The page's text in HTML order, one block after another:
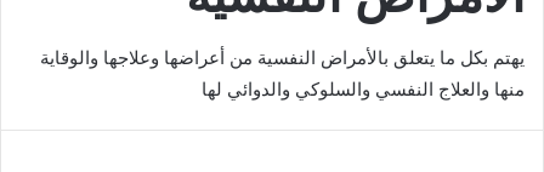
يهتم بكل ما يتعلق بالأمراض النفسية من أعراضها وعلاجها والوقاية
منها والعلاج النفسي والسلوكي والدوائي لها